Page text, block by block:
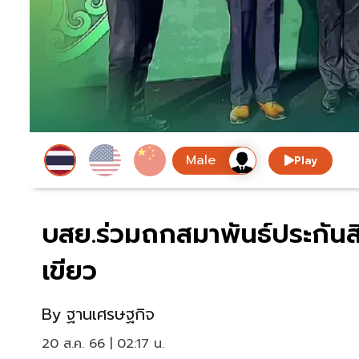
Play
บสย.ร่วมถกสมาพันธ์ประกัน
เขียว
By ฐานเศรษฐกิจ
20 ส.ค. 66 | 02:17 น.